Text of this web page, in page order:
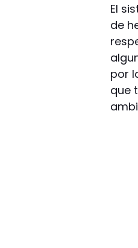
El
de
por
que